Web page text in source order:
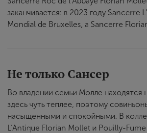
заканчивается: в 2023 году
Mondial de Bruxelles, а Sancerre
Не только Сансер
Во владении семьи Молле
здесь чуть теплее, поэтому
насыщенными и спокойными. В
L’Antique Florian Mollet и Pouilly-